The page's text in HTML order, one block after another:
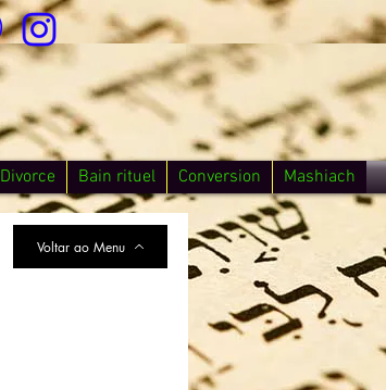
Divorce Bain rituel Conversion Mashiach
Voltar ao Menu